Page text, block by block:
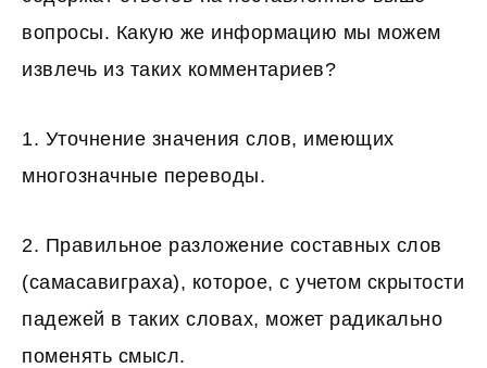
вопросы. Какую же информацию мы можем
извлечь из таких комментариев?
1. Уточнение значения слов, имеющих
многозначные переводы.
2. Правильное разложение составных слов
(самасавиграха), которое, с учетом скрытости
падежей в таких словах, может радикально
поменять смысл.